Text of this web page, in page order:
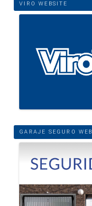
VIRO WEBSITE
GARAJE SEGURO